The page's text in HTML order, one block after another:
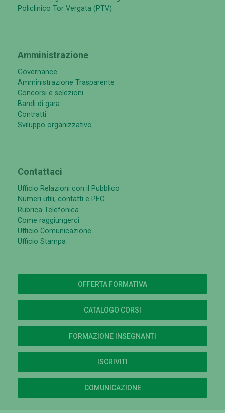
Policlinico Tor Vergata (PTV)
Amministrazione
Governance
Amministrazione Trasparente
Concorsi e selezioni
Bandi di gara
Contratti
Sviluppo organizzativo
Contattaci
Ufficio Relazioni con il Pubblico
Numeri utili, contatti e PEC
Rubrica Telefonica
Come raggiungerci
Ufficio Comunicazione
Ufficio Stampa
OFFERTA FORMATIVA
CATALOGO CORSI
FORMAZIONE INSEGNANTI
ISCRIVITI
COMUNICAZIONE